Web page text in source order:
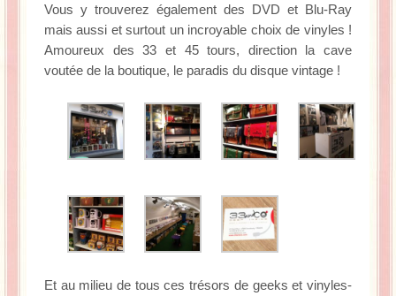
Vous y trouverez également des DVD et Blu-Ray
mais aussi et surtout un incroyable choix de vinyles !
Amoureux des 33 et 45 tours, direction la cave
voutée de la boutique, le paradis du disque vintage !
Et au milieu de tous ces trésors de geeks et vinyles-